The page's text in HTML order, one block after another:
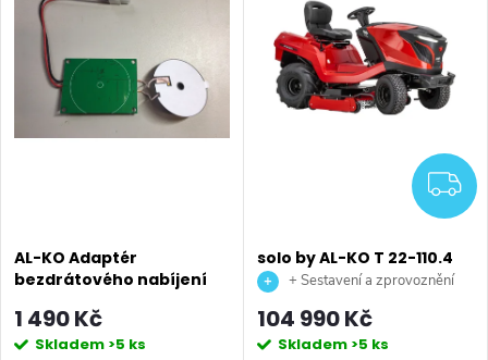
AL-KO Adaptér
bezdrátového nabíjení
1 490 Kč
Skladem >5 ks
solo by AL-KO T 22-110.4
HDH-A V2 Premium
traktor
+ Sestavení a zprovoznění
stroje + doprava až na vaši
zahradu.
104 990 Kč
Skladem >5 ks